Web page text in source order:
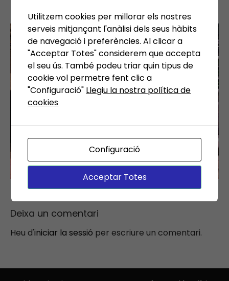
Plegats
Deixa un comentari
Heu d'iniciar la sessió per escriure un comentari.
Utilitzem cookies per millorar els nostres
serveis mitjançant l'anàlisi dels seus hàbits
de navegació i preferències. Al clicar a
"Acceptar Totes" considerem que accepta
el seu ús. També podeu triar quin tipus de
cookie vol permetre fent clic a
"Configuració" Llegiu la nostra política de
cookies
Configuració
Acceptar Totes